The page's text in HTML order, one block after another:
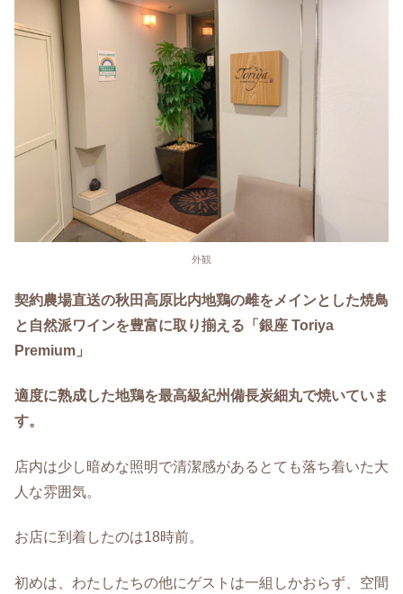
外観
契約農場直送の秋田高原比内地鶏の雌をメインとした焼鳥
と自然派ワインを豊富に取り揃える「銀座 Toriya
Premium」
適度に熟成した地鶏を最高級紀州備長炭細丸で焼いていま
す。
店内は少し暗めな照明で清潔感があるとても落ち着いた大
人な雰囲気。
お店に到着したのは18時前。
初めは、わたしたちの他にゲストは一組しかおらず、空間